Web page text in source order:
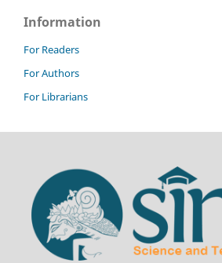
Information
For Readers
For Authors
For Librarians